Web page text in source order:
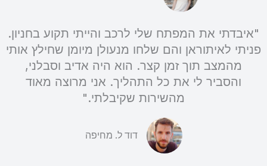
"איבדתי את המפתח שלי לרכב והייתי תקוע בחניון.
פניתי לאיתוראן והם שלחו מנעולן מיומן שחילץ אותי
מהמצב תוך זמן קצר. הוא היה אדיב וסבלני,
והסביר לי את כל התהליך. אני מרוצה מאוד
מהשירות שקיבלתי."
דוד ל. מחיפה